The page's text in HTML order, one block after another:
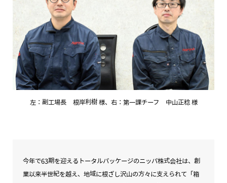
左：副工場長 根岸利樹 様、右：第一課チーフ 中山正稔 様
今年で63期を迎えるトータルパッケージのニッパ株式会社は、創
業以来半世紀を越え、地域に根ざし沢山の方々に支えられて「箱